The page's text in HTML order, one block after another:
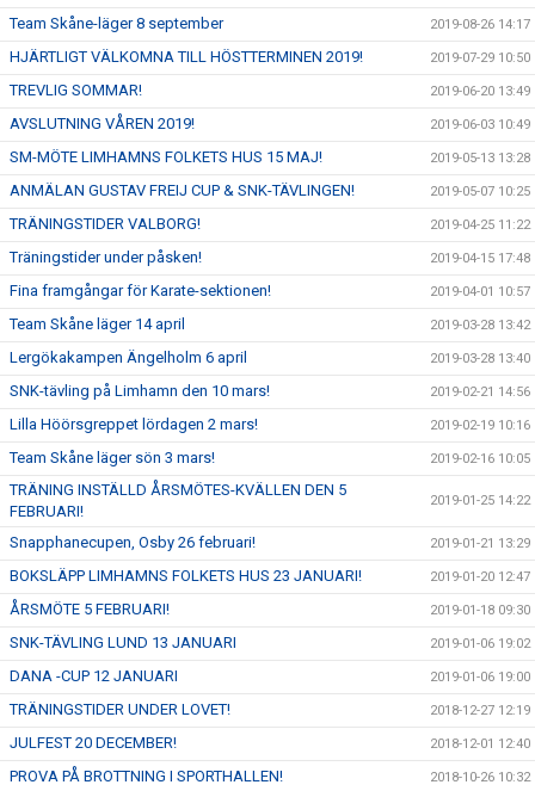
Team Skåne-läger 8 september 2019-08-26 14:17
HJÄRTLIGT VÄLKOMNA TILL HÖSTTERMINEN 2019! 2019-07-29 10:50
TREVLIG SOMMAR! 2019-06-20 13:49
AVSLUTNING VÅREN 2019! 2019-06-03 10:49
SM-MÖTE LIMHAMNS FOLKETS HUS 15 MAJ! 2019-05-13 13:28
ANMÄLAN GUSTAV FREIJ CUP & SNK-TÄVLINGEN! 2019-05-07 10:25
TRÄNINGSTIDER VALBORG! 2019-04-25 11:22
Träningstider under påsken! 2019-04-15 17:48
Fina framgångar för Karate-sektionen! 2019-04-01 10:57
Team Skåne läger 14 april 2019-03-28 13:42
Lergökakampen Ängelholm 6 april 2019-03-28 13:40
SNK-tävling på Limhamn den 10 mars! 2019-02-21 14:56
Lilla Höörsgreppet lördagen 2 mars! 2019-02-19 10:16
Team Skåne läger sön 3 mars! 2019-02-16 10:05
TRÄNING INSTÄLLD ÅRSMÖTES-KVÄLLEN DEN 5
FEBRUARI!
2019-01-25 14:22
Snapphanecupen, Osby 26 februari! 2019-01-21 13:29
BOKSLÄPP LIMHAMNS FOLKETS HUS 23 JANUARI! 2019-01-20 12:47
ÅRSMÖTE 5 FEBRUARI! 2019-01-18 09:30
SNK-TÄVLING LUND 13 JANUARI 2019-01-06 19:02
DANA -CUP 12 JANUARI 2019-01-06 19:00
TRÄNINGSTIDER UNDER LOVET! 2018-12-27 12:19
JULFEST 20 DECEMBER! 2018-12-01 12:40
PROVA PÅ BROTTNING I SPORTHALLEN! 2018-10-26 10:32